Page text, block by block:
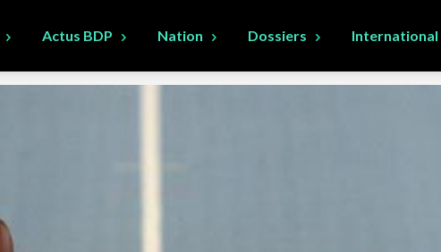
Actus BDP Nation Dossiers International